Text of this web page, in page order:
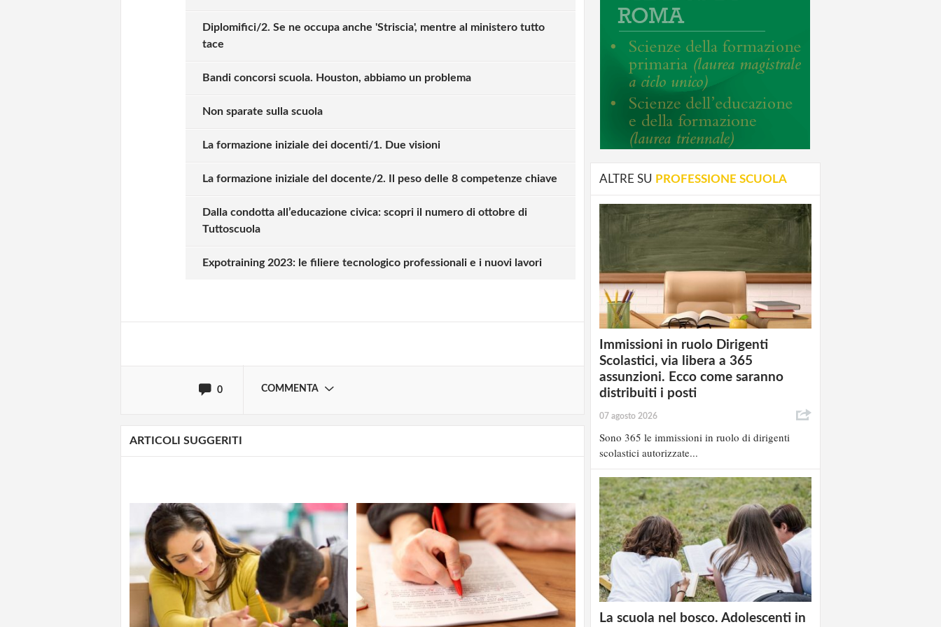
Diplomifici/2. Se ne occupa anche 'Striscia', mentre al ministero tutto
tace
Bandi concorsi scuola. Houston, abbiamo un problema
Non sparate sulla scuola
La formazione iniziale dei docenti/1. Due visioni
La formazione iniziale del docente/2. Il peso delle 8 competenze chiave
Dalla condotta all’educazione civica: scopri il numero di ottobre di
Tuttoscuola
Expotraining 2023: le filiere tecnologico professionali e i nuovi lavori
0 COMMENTA
Solo gli utenti registrati possono commentare!
ARTICOLI SUGGERITI
ALTRE SU PROFESSIONE SCUOLA
Immissioni in ruolo Dirigenti
Scolastici, via libera a 365
assunzioni. Ecco come saranno
distribuiti i posti
07 agosto 2026
Sono 365 le immissioni in ruolo di dirigenti
scolastici autorizzate...
La scuola nel bosco. Adolescenti in